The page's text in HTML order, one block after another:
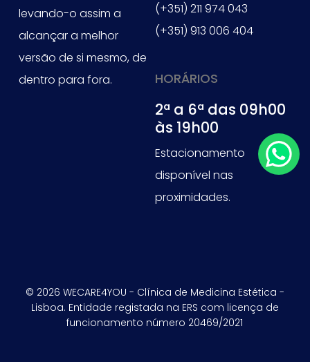
levando-o assim a
alcançar a melhor
versão de si mesmo, de
dentro para fora.
(+351) 211 974 043
(+351) 913 006 404
HORÁRIOS
2ª a 6ª das 09h00
às 19h00
Estacionamento
disponível nas
proximidades.
© 2026 WECARE4YOU - Clínica de Medicina Estética -
Lisboa. Entidade registada na ERS com licença de
funcionamento número 20469/2021